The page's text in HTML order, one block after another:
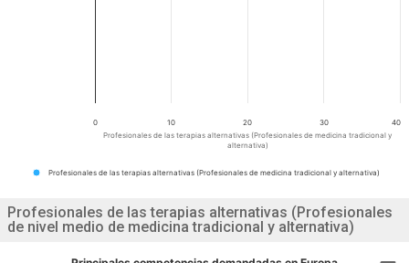
Profesionales de las terapias alternativas (Profesionales de medicina tradicional y
alternativa)
Profesionales de las terapias alternativas (Profesionales de medicina tradicional y alternativa)
0 10 20 30 40
Profesionales de las terapias alternativas (Profesionales
de nivel medio de medicina tradicional y alternativa)